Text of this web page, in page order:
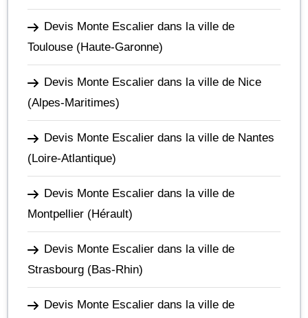
Devis Monte Escalier dans la ville de
Toulouse (Haute-Garonne)
Devis Monte Escalier dans la ville de Nice
(Alpes-Maritimes)
Devis Monte Escalier dans la ville de Nantes
(Loire-Atlantique)
Devis Monte Escalier dans la ville de
Montpellier (Hérault)
Devis Monte Escalier dans la ville de
Strasbourg (Bas-Rhin)
Devis Monte Escalier dans la ville de